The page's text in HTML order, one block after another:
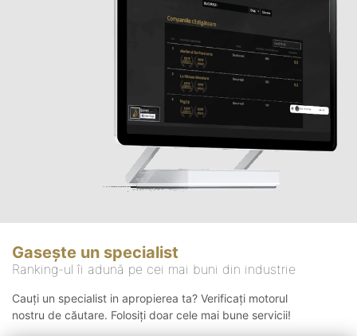
Gasește un specialist
Ranking-ul îi adună pe cei mai buni din industrie
Cauți un specialist in apropierea ta? Verificați motorul
nostru de căutare. Folosiți doar cele mai bune servicii!